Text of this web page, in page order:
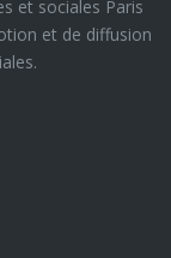
et sociales Paris
et de diffusion